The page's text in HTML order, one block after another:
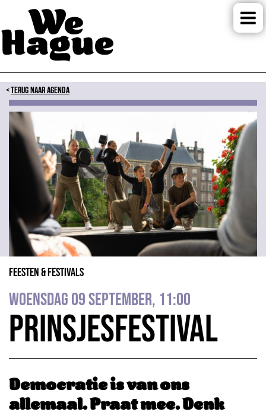
TERUG NAAR AGENDA
Feesten & Festivals
woensdag 09 september, 11:00
Prinsjesfestival
Democratie is van ons
allemaal. Praat mee. Denk